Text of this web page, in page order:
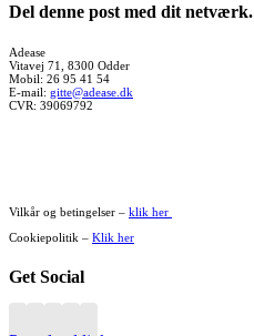
Del denne post med dit netværk.
Facebook
X
WhatsApp
Pinterest
Vk
Xing
E-
mail
Adease
Vitavej 71, 8300 Odder
Mobil: 26 95 41 54
E-mail: gitte@adease.dk
CVR: 39069792
Vilkår og betingelser – klik her
Cookiepolitik – Klik her
Get Social